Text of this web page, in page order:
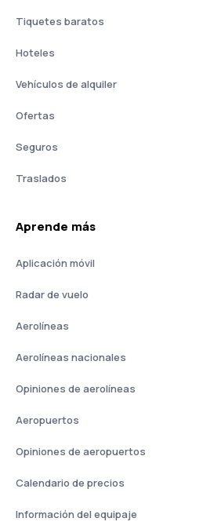
Tiquetes baratos
Hoteles
Vehículos de alquiler
Ofertas
Seguros
Traslados
Aprende más
Aplicación móvil
Radar de vuelo
Aerolíneas
Aerolíneas nacionales
Opiniones de aerolíneas
Aeropuertos
Opiniones de aeropuertos
Calendario de precios
Información del equipaje